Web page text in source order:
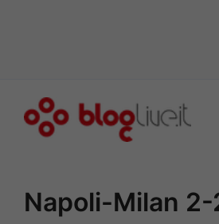
Napoli-Milan